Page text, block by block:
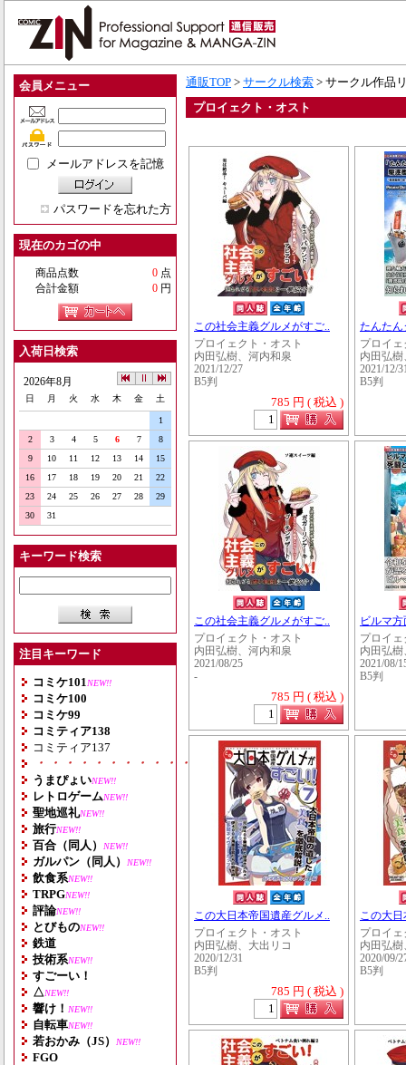
会員メニュー
メールアドレスを記憶
パスワードを忘れた方
現在のカゴの中
商品点数 0 点
合計金額
0 円
入荷日検索
2026年8月
日 月 火 水 木 金 土
1
2
3 4 5 6 7
8
9
10 11 12 13 14
15
16
17 18 19 20 21
22
23
24 25 26 27 28
29
30
31
キーワード検索
注目キーワード
コミケ101 NEW!!
コミケ100
コミケ99
コミティア138
コミティア137
・・・・・・・・・・・・・・・・・・・
うまぴょいNEW!!
レトロゲームNEW!!
聖地巡礼NEW!!
旅行NEW!!
百合（同人） NEW!!
ガルパン（同人） NEW!!
飲食系NEW!!
TRPGNEW!!
評論NEW!!
とびものNEW!!
鉄道
技術系NEW!!
すごーい！
△NEW!!
響け！ NEW!!
自転車NEW!!
若おかみ（JS） NEW!!
FGO
通販TOP > サークル検索 > サークル作品
プロイェクト・オスト
この社会主義グルメがすご..
プロイェクト・オスト
内田弘樹、河内和泉
2021/12/27
B5判
785 円 ( 税込 )
たんたん
プロイ
内田弘
2021/12/
B5判
この社会主義グルメがすご..
プロイェクト・オスト
内田弘樹、河内和泉
2021/08/25
-
785 円 ( 税込 )
ビルマ
プロイ
内田弘樹
2021/08/
B5判
この大日本帝国遺産グルメ..
プロイェクト・オスト
内田弘樹、大出リコ
2020/12/31
B5判
785 円 ( 税込 )
この大
プロイ
内田弘
2020/09/
B5判